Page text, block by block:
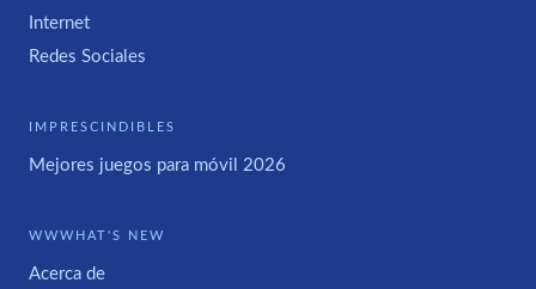
Internet
Redes Sociales
IMPRESCINDIBLES
Mejores juegos para móvil 2026
WWWHAT'S NEW
Acerca de